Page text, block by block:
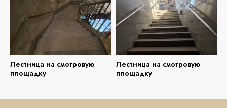
Лестница на смотровую
площадку
Лестница на смотровую
площадку